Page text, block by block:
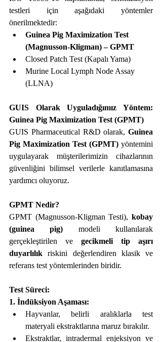
testleri için aşağıdaki yöntemler
önerilmektedir:
Guinea Pig Maximization Test
(Magnusson-Kligman) – GPMT
Closed Patch Test (Kapalı Yama)
Murine Local Lymph Node Assay
(LLNA)
GUIS Olarak Uyguladığımız Yöntem:
Guinea Pig Maximization Test (GPMT)
GUIS Pharmaceutical R&D olarak, Guinea
Pig Maximization Test (GPMT) yöntemini
uygulayarak müşterilerimizin cihazlarının
güvenliğini bilimsel verilerle kanıtlamasına
yardımcı oluyoruz.
GPMT Nedir?
GPMT (Magnusson-Kligman Testi), kobay
(guinea pig) modeli kullanılarak
gerçekleştirilen ve gecikmeli tip aşırı
duyarlılık riskini değerlendiren klasik ve
referans test yöntemlerinden biridir.
Test Süreci:
1. İndüksiyon Aşaması:
Hayvanlar, belirli aralıklarla test
materyali ekstraktlarına maruz bırakılır.
Ekstraktlar, intradermal enjeksiyon ve